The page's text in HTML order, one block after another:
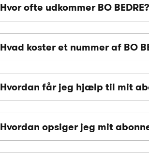
Hvor ofte udkommer BO BEDRE?
Hvad koster et nummer af BO
Hvordan får jeg hjælp til mit
Hvordan opsiger jeg mit